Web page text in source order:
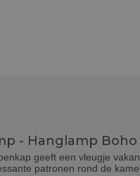
- Hanglamp Boho
geeft een vleugje
patronen rond de